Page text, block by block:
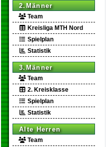
2.Männer
Team
Kreisliga MTH Nord
Spielplan
Statistik
3.Männer
Team
2. Kreisklasse
Spielplan
Statistik
Alte Herren
Team